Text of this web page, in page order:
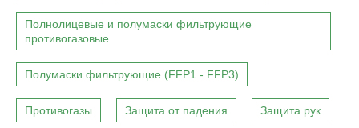
Полнолицевые и полумаски фильтрующие
противогазовые
Полумаски фильтрующие (FFP1 - FFP3)
Противогазы Защита от падения Защита рук